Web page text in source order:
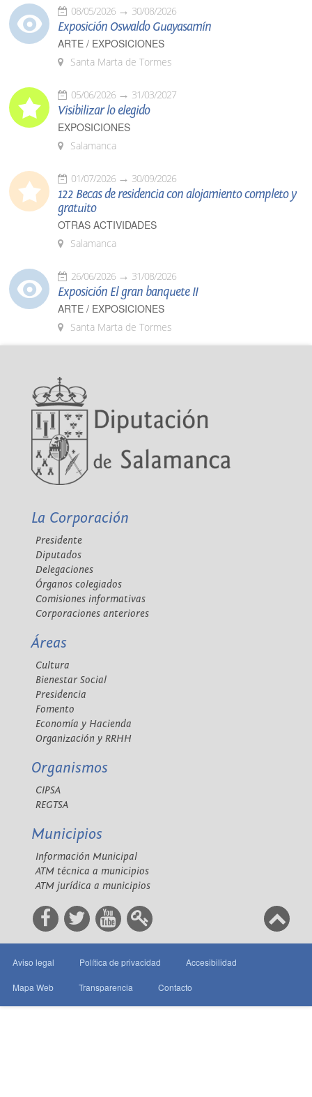
08/05/2026 30/08/2026
Exposición Oswaldo Guayasamín
ARTE / EXPOSICIONES
Santa Marta de Tormes
05/06/2026 31/03/2027
Visibilizar lo elegido
EXPOSICIONES
Salamanca
01/07/2026 30/09/2026
122 Becas de residencia con alojamiento completo y
gratuito
OTRAS ACTIVIDADES
Salamanca
26/06/2026 31/08/2026
Exposición El gran banquete II
ARTE / EXPOSICIONES
Santa Marta de Tormes
La Corporación
Presidente
Diputados
Delegaciones
Órganos colegiados
Comisiones informativas
Corporaciones anteriores
Áreas
Cultura
Bienestar Social
Presidencia
Fomento
Economía y Hacienda
Organización y RRHH
Organismos
CIPSA
REGTSA
Municipios
Información Municipal
ATM técnica a municipios
ATM jurídica a municipios
Aviso legal Política de privacidad Accesibilidad
Mapa Web Transparencia Contacto